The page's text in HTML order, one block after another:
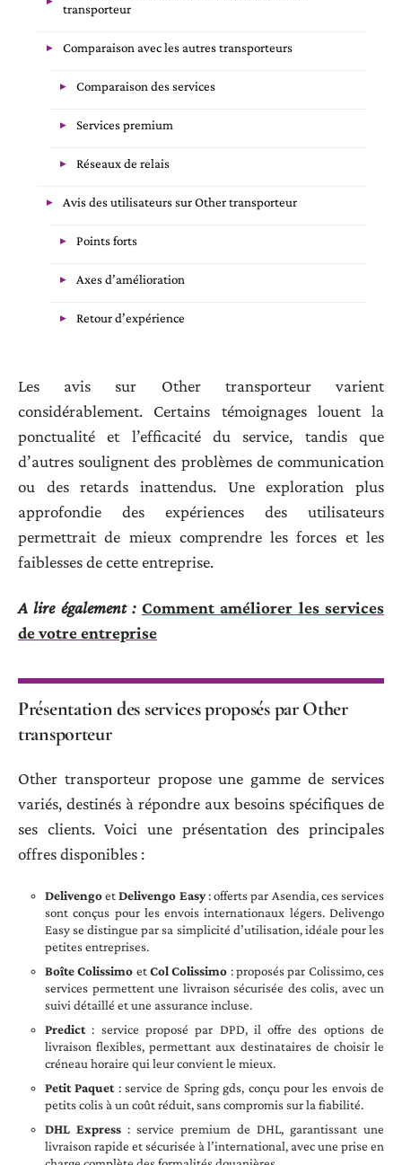
transporteur
Comparaison avec les autres transporteurs
Comparaison des services
Services premium
Réseaux de relais
Avis des utilisateurs sur Other transporteur
Points forts
Axes d’amélioration
Retour d’expérience
Les avis sur Other transporteur varient
considérablement. Certains témoignages louent la
ponctualité et l’efficacité du service, tandis que
d’autres soulignent des problèmes de communication
ou des retards inattendus. Une exploration plus
approfondie des expériences des utilisateurs
permettrait de mieux comprendre les forces et les
faiblesses de cette entreprise.
A lire également : Comment améliorer les services
de votre entreprise
Présentation des services proposés par Other
transporteur
Other transporteur propose une gamme de services
variés, destinés à répondre aux besoins spécifiques de
ses clients. Voici une présentation des principales
offres disponibles :
DelivengoetDelivengo Easy: offerts par Asendia, ces services
sont conçus pour les envois internationaux légers. Delivengo
Easy se distingue par sa simplicité d’utilisation, idéale pour les
petites entreprises.
Boîte Colissimo etCol Colissimo : proposés par Colissimo, ces
services permettent une livraison sécurisée des colis, avec un
suivi détaillé et une assurance incluse.
Predict: service proposé par DPD, il offre des options de
livraison flexibles, permettant aux destinataires de choisir le
créneau horaire qui leur convient le mieux.
Petit Paquet: service de Spring gds, conçu pour les envois de
petits colis à un coût réduit, sans compromis sur la fiabilité.
DHL Express : service premium de DHL, garantissant une
livraison rapide et sécurisée à l’international, avec une prise en